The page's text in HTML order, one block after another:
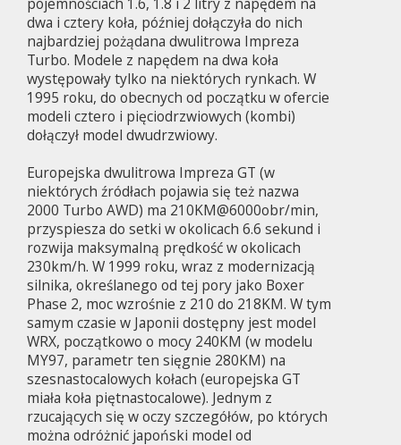
dwa i cztery koła, później dołączyła do nich
najbardziej pożądana dwulitrowa Impreza
Turbo. Modele z napędem na dwa koła
występowały tylko na niektórych rynkach. W
1995 roku, do obecnych od początku w ofercie
modeli cztero i pięciodrzwiowych (kombi)
dołączył model dwudrzwiowy.
Europejska dwulitrowa Impreza GT (w
niektórych źródłach pojawia się też nazwa
2000 Turbo AWD) ma 210KM@6000obr/min,
przyspiesza do setki w okolicach 6.6 sekund i
rozwija maksymalną prędkość w okolicach
230km/h. W 1999 roku, wraz z modernizacją
silnika, określanego od tej pory jako Boxer
Phase 2, moc wzrośnie z 210 do 218KM. W tym
samym czasie w Japonii dostępny jest model
WRX, początkowo o mocy 240KM (w modelu
MY97, parametr ten sięgnie 280KM) na
szesnastocalowych kołach (europejska GT
miała koła piętnastocalowe). Jednym z
rzucających się w oczy szczegółów, po których
można odróżnić japoński model od